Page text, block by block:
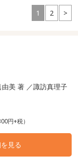
1 2 >
美 著 ／諏訪真理子
円+税）
見る